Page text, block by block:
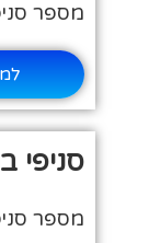
מספר
סניפי
מספר